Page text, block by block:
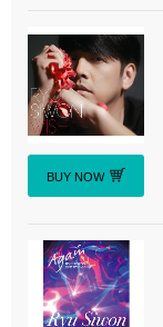
BUY NOW